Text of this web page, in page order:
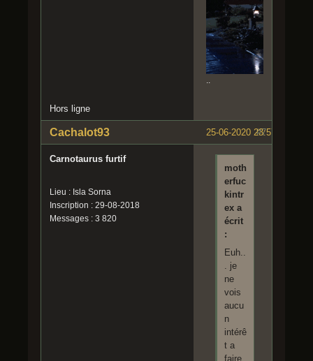
..
Hors ligne
#7
25-06-2020 23:57:55
Cachalot93
Carnotaurus furtif
Lieu : Isla Sorna
Inscription : 29-08-2018
Messages : 3 820
moth
erfuc
kintr
ex a
écrit
:
Euh..
. je
ne
vois
aucu
n
intérê
t a
faire